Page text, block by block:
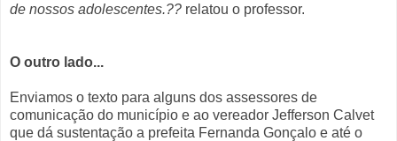
de nossos adolescentes.?? relatou o professor.
O outro lado...
Enviamos o texto para alguns dos assessores de
comunicação do município e ao vereador Jefferson Calvet
que dá sustentação a prefeita Fernanda Gonçalo e até o